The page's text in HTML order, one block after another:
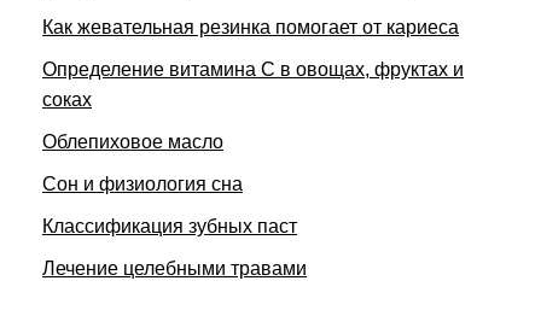
Как жевательная резинка помогает от кариеса
Определение витамина С в овощах, фруктах и
соках
Облепиховое масло
Сон и физиология сна
Классификация зубных паст
Лечение целебными травами